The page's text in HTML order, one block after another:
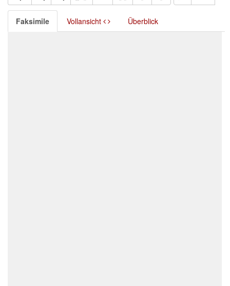
Faksimile Vollansicht Überblick